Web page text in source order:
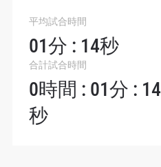
平均試合時間
01分 : 14秒
合計試合時間
0時間 : 01分 : 14
秒